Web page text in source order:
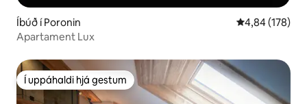
Íbúð í Poronin 4,84 af 5 í
4,84 (178)
Apartament Lux
Í uppáhaldi hjá gestum
Í uppáhaldi hjá gestum